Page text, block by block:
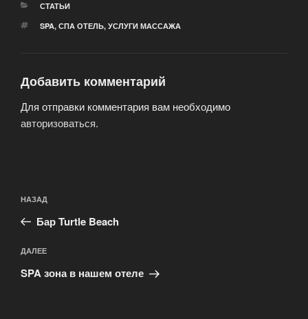
РУБРИКИ
СТАТЬИ
МЕТКИ
SPA, СПА ОТЕЛЬ, УСЛУГИ МАССАЖА
Добавить комментарий
Для отправки комментария вам необходимо
авторизоваться.
по
записям
Предыдущая
запись:
НАЗАД
Бар Turtle Beach
Следующая
запись
ДАЛЕЕ
SPA зона в нашем отеле